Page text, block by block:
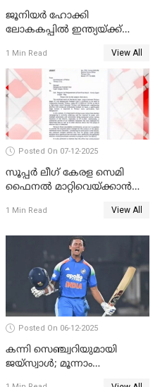
ജൂനിയര്‍ ഹോക്കി
ലോകകപ്പിൽ ഇന്ത്യയ്ക്ക്
1 Min Read View All
Posted On 07-12-2025
സൂപ്പർ ലീഗ് കേരള സെമി
ഫൈനൽ മാറ്റിവെയ്ക്കാൻ
1 Min Read View All
Posted On 06-12-2025
കന്നി സെഞ്ച്വറിയുമായി
ജയ്‌സ്വാൾ; മൂന്നാം